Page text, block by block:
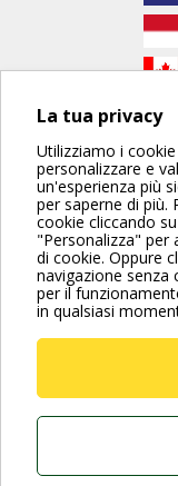
La tua privacy
Utilizziamo i
personalizzare e
un'esperienza più
per saperne di più.
cookie cliccando
"Personalizza" per
di cookie. Oppure
navigazione senza
per il
in qualsiasi
Non è stato creato
Per maggiori
P.I. 03675230282 -